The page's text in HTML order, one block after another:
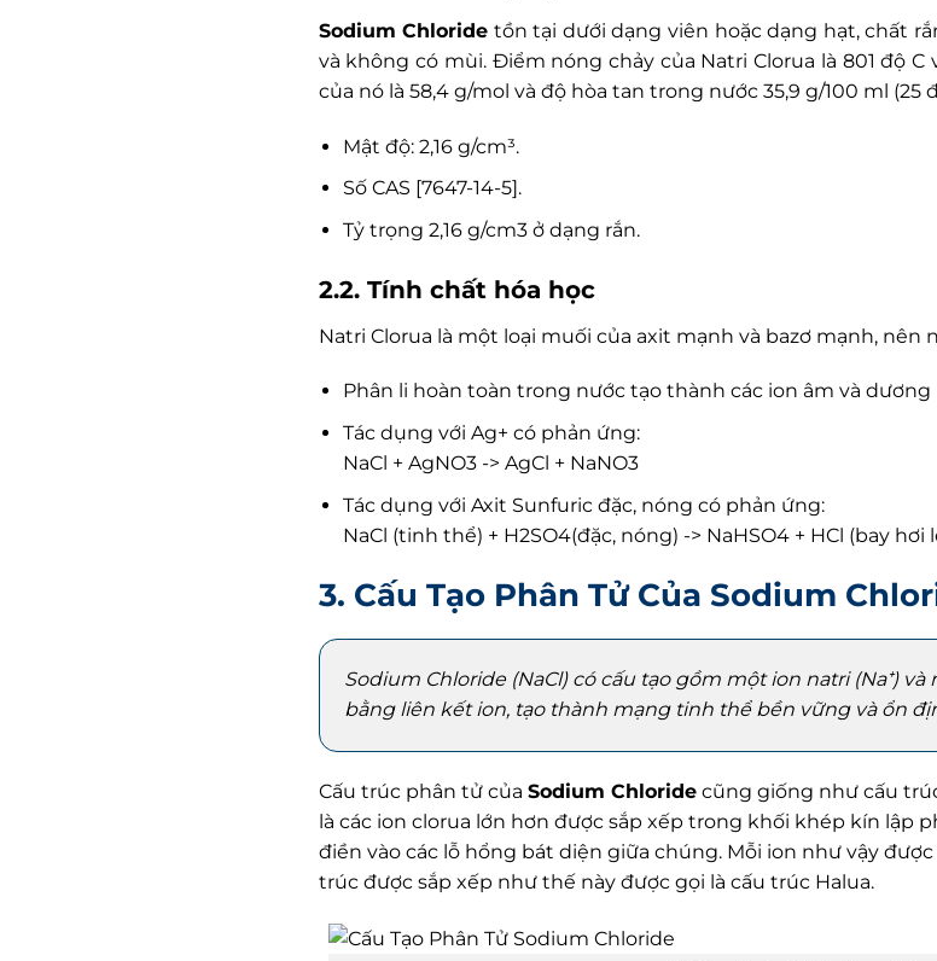
Sodium Chloride tồn tại dưới dạng viên hoặc dạng hạt, chất
và không có mùi. Điểm nóng chảy của Natri Clorua là 801 độ C
của nó là 58,4 g/mol và độ hòa tan trong nước 35,9 g/100 ml (25
Mật độ: 2,16 g/cm³.
Số CAS [7647-14-5].
Tỷ trọng 2,16 g/cm3 ở dạng rắn.
2.2. Tính chất hóa học
Natri Clorua là một loại muối của axit mạnh và bazơ mạnh,
Phân li hoàn toàn trong nước tạo thành các ion âm và dương
Tác dụng với Ag+ có phản ứng:
NaCl + AgNO3 -> AgCl + NaNO3
Tác dụng với Axit Sunfuric đặc, nóng có phản ứng:
NaCl (tinh thể) + H2SO4(đặc, nóng) -> NaHSO4 + HCl (bay hơi
3. Cấu Tạo Phân Tử Của Sodium
Sodium Chloride (NaCl) có cấu tạo gồm một ion natri (Na⁺)
bằng liên kết ion, tạo thành mạng tinh thể bền vững và ổn
Cấu trúc phân tử của Sodium Chloridecũng giống như cấu
là các ion clorua lớn hơn được sắp xếp trong khối khép kín lập
điền vào các lỗ hổng bát diện giữa chúng. Mỗi ion như vậy
trúc được sắp xếp như thế này được gọi là cấu trúc Halua.